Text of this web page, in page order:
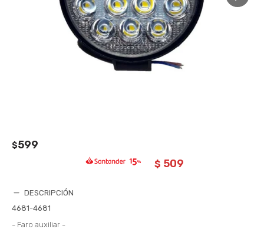
$599
$ 509
DESCRIPCIÓN
4681-4681
- Faro auxiliar -